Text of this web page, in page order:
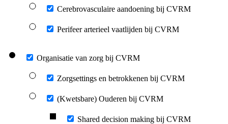
Cerebrovasculaire aandoening bij CVRM
Perifeer arterieel vaatlijden bij CVRM
Organisatie van zorg bij CVRM
Zorgsettings en betrokkenen bij CVRM
(Kwetsbare) Ouderen bij CVRM
Shared decision making bij CVRM